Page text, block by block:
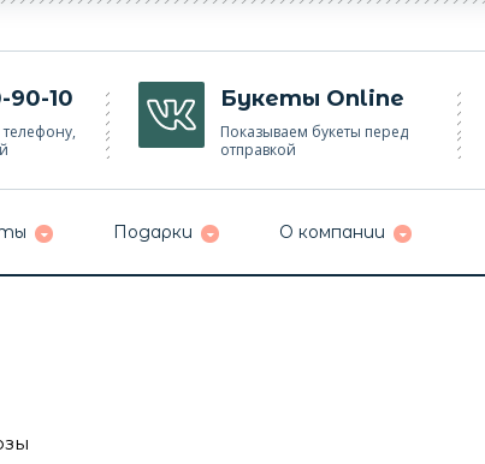
90-10
телефону,
Букеты Online
Показываем букеты перед
отправкой
Подарки О компании